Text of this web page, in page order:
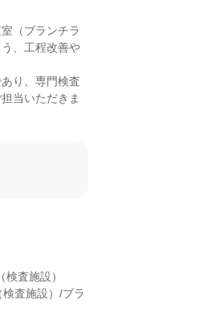
（ブランチラ
、工程改善や
り、専門検査
当いただきま
査施設）
査施設）/ブラ